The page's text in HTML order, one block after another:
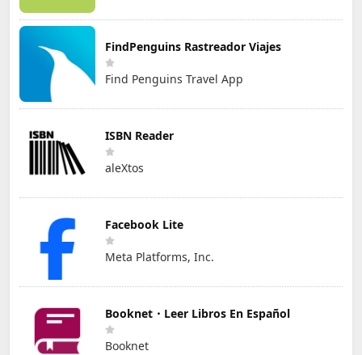
FindPenguins Rastreador Viajes
Find Penguins Travel App
ISBN Reader
aleXtos
Facebook Lite
Meta Platforms, Inc.
Booknet・Leer Libros En Español
Booknet